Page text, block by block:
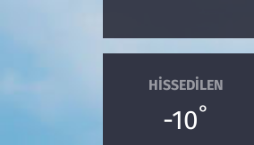
HISSEDILEN
-10°